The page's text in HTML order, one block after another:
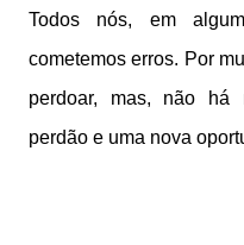
Todos nós, em
cometemos erros. Por
perdoar, mas, não há
perdão e uma nova